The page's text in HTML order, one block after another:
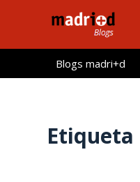
l
Blogs madri+d
Etiqueta